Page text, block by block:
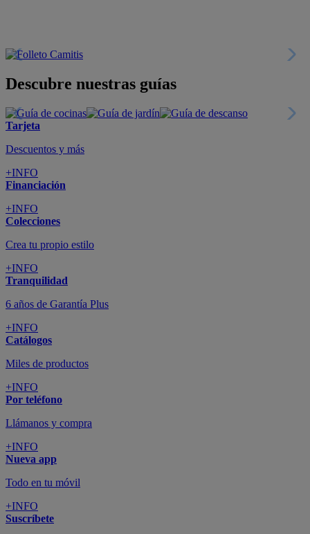
Descubre nuestras guías
Tarjeta
Descuentos y más
+INFO
Financiación
+INFO
Colecciones
Crea tu propio estilo
+INFO
Tranquilidad
6 años de Garantía Plus
+INFO
Catálogos
Miles de productos
+INFO
Por teléfono
Llámanos y compra
+INFO
Nueva app
Todo en tu móvil
+INFO
Suscríbete